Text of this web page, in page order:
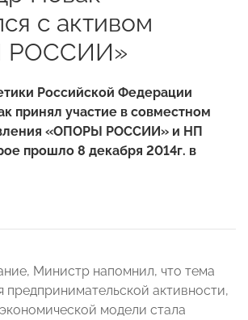
с активом
РОССИИ»
Российской Федерации
принял участие в совместном
«ОПОРЫ РОССИИ» и НП
прошло 8 декабря 2014г. в
Министр напомнил, что тема
предпринимательской активности,
модели стала